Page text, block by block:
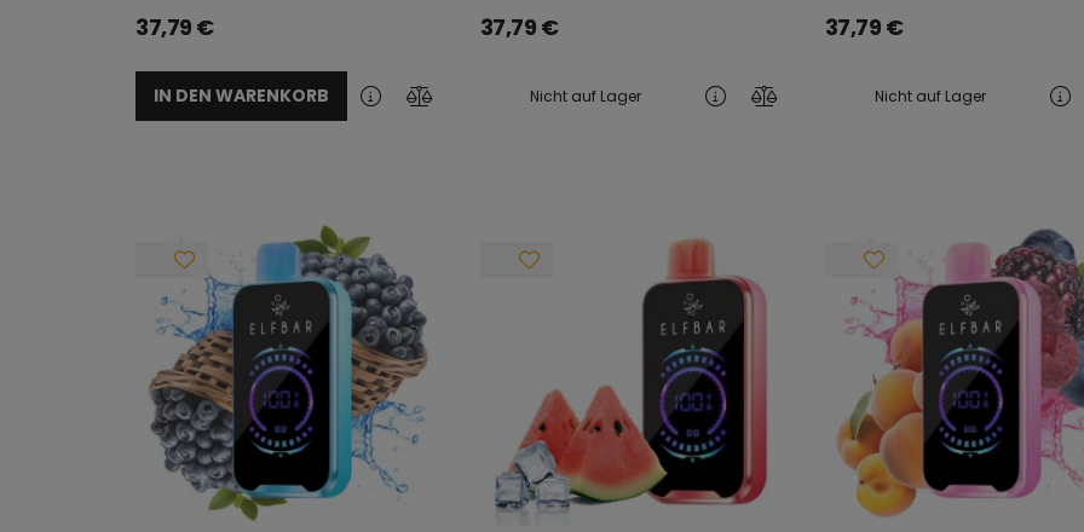
37,79 €
IN DEN WARENKORB
37,79 €
Nicht auf Lager
37,79 €
Nicht auf Lager